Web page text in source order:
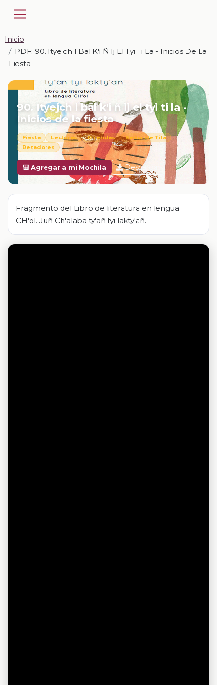
Inicio
PDF: 90. Ityejch I Bäl K'i Ñ Ij El Tyi Ti La - Inicios De La
Fiesta
📎 PDF · PDF
90. Ityejch i bäl k'i ñ ij el tyi ti la -
Inicios de la fiesta
Fiesta Lecturas Ofrendas
Señor de Tila
Rezadores
🎒 Agregar a mi Mochila Descargar
Fragmento del Libro de literatura en lengua
CH'ol. Juñ Ch'äläbä ty'äñ tyi lakty'añ.